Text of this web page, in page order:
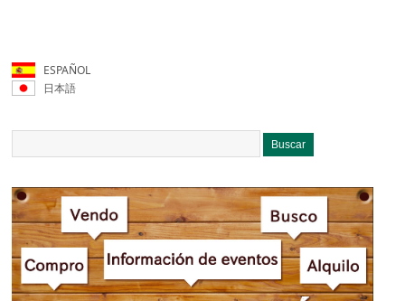
ESPAÑOL
日本語